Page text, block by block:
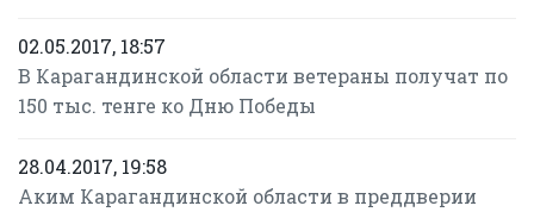
02.05.2017, 18:57
В Карагандинской области ветераны получат по
150 тыс. тенге ко Дню Победы
28.04.2017, 19:58
Аким Карагандинской области в преддверии